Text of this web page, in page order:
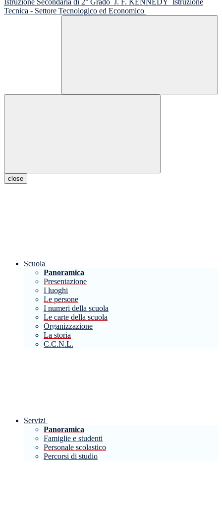
Istruzione Secondaria di 2° Grado J. F. KENNEDY Istruzione
Tecnica - Settore Tecnologico ed Economico
close
Scuola
Panoramica
Presentazione
I luoghi
Le persone
I numeri della scuola
Le carte della scuola
Organizzazione
La storia
C.C.N.L.
Servizi
Panoramica
Famiglie e studenti
Personale scolastico
Percorsi di studio